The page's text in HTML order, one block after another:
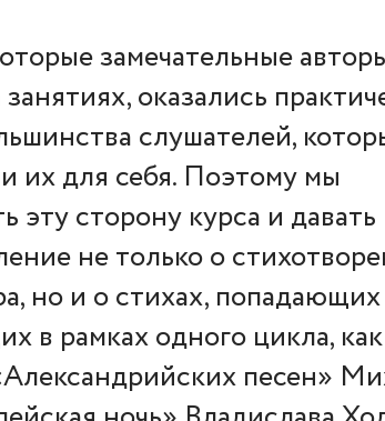
замечательные
оказались
слушателей,
их для себя. Поэтому мы
эту сторону курса и давать
не только о
но и о стихах, попадающих
в рамках одного цикла, как
песен»